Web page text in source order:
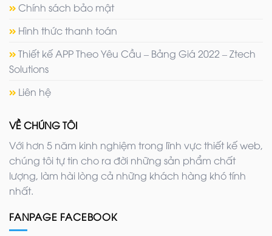
Chính sách bảo mật
Hình thức thanh toán
Thiết kế APP Theo Yêu Cầu – Bảng Giá 2022 – Ztech
Solutions
Liên hệ
VỀ CHÚNG TÔI
Với hơn 5 năm kinh nghiệm trong lĩnh vực thiết kế web,
chúng tôi tự tin cho ra đời những sản phẩm chất
lượng, làm hài lòng cả những khách hàng khó tính
nhất.
FANPAGE FACEBOOK